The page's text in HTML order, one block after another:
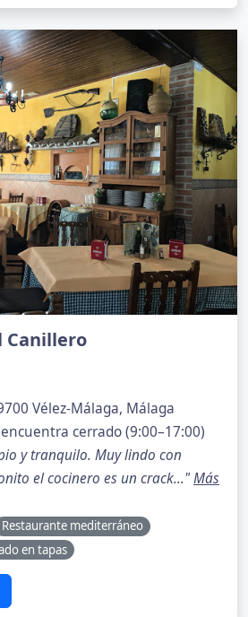
Canillero
Vélez-Málaga, Málaga
cerrado (9:00–17:00)
y tranquilo. Muy lindo con
el cocinero es un crack..."Más
Restaurante mediterráneo
en tapas